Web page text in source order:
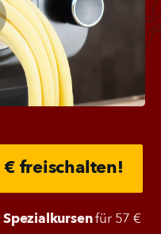
freischalten!
für 57 €